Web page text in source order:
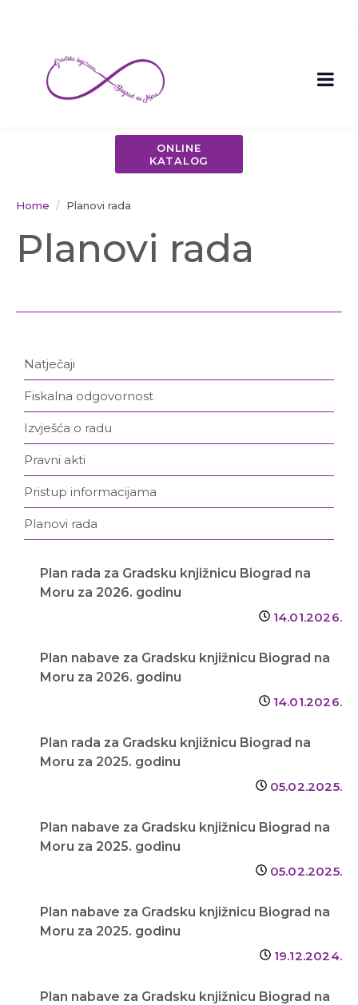
ONLINE
KATALOG
Home Planovi rada
Planovi rada
Natječaji
Fiskalna odgovornost
Izvješća o radu
Pravni akti
Pristup informacijama
Planovi rada
Plan rada za Gradsku knjižnicu Biograd na
Moru za 2026. godinu
14.01.2026.
Plan nabave za Gradsku knjižnicu Biograd na
Moru za 2026. godinu
14.01.2026.
Plan rada za Gradsku knjižnicu Biograd na
Moru za 2025. godinu
05.02.2025.
Plan nabave za Gradsku knjižnicu Biograd na
Moru za 2025. godinu
05.02.2025.
Plan nabave za Gradsku knjižnicu Biograd na
Moru za 2025. godinu
19.12.2024.
Plan nabave za Gradsku knjižnicu Biograd na